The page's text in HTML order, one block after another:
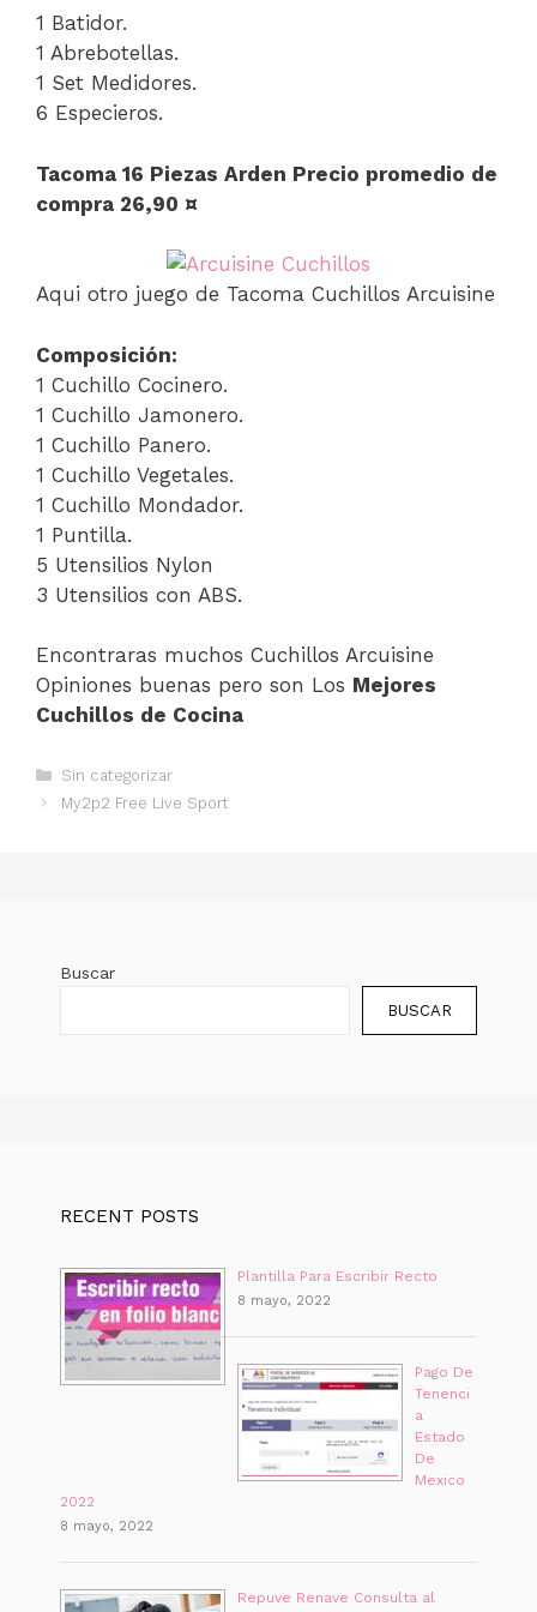
1 Batidor.
1 Abrebotellas.
1 Set Medidores.
6 Especieros.
Tacoma 16 Piezas Arden Precio promedio de
compra 26,90 ¤
Aqui otro juego de Tacoma Cuchillos Arcuisine
Composición:
1 Cuchillo Cocinero.
1 Cuchillo Jamonero.
1 Cuchillo Panero.
1 Cuchillo Vegetales.
1 Cuchillo Mondador.
1 Puntilla.
5 Utensilios Nylon
3 Utensilios con ABS.
Encontraras muchos Cuchillos Arcuisine
Opiniones buenas pero son Los Mejores
Cuchillos de Cocina
Categorías
Sin categorizar
My2p2 Free Live Sport
Buscar
BUSCAR
RECENT POSTS
Plantilla Para Escribir Recto
8 mayo, 2022
Pago De
Tenenci
a
Estado
De
Mexico
2022
8 mayo, 2022
Repuve Renave Consulta al